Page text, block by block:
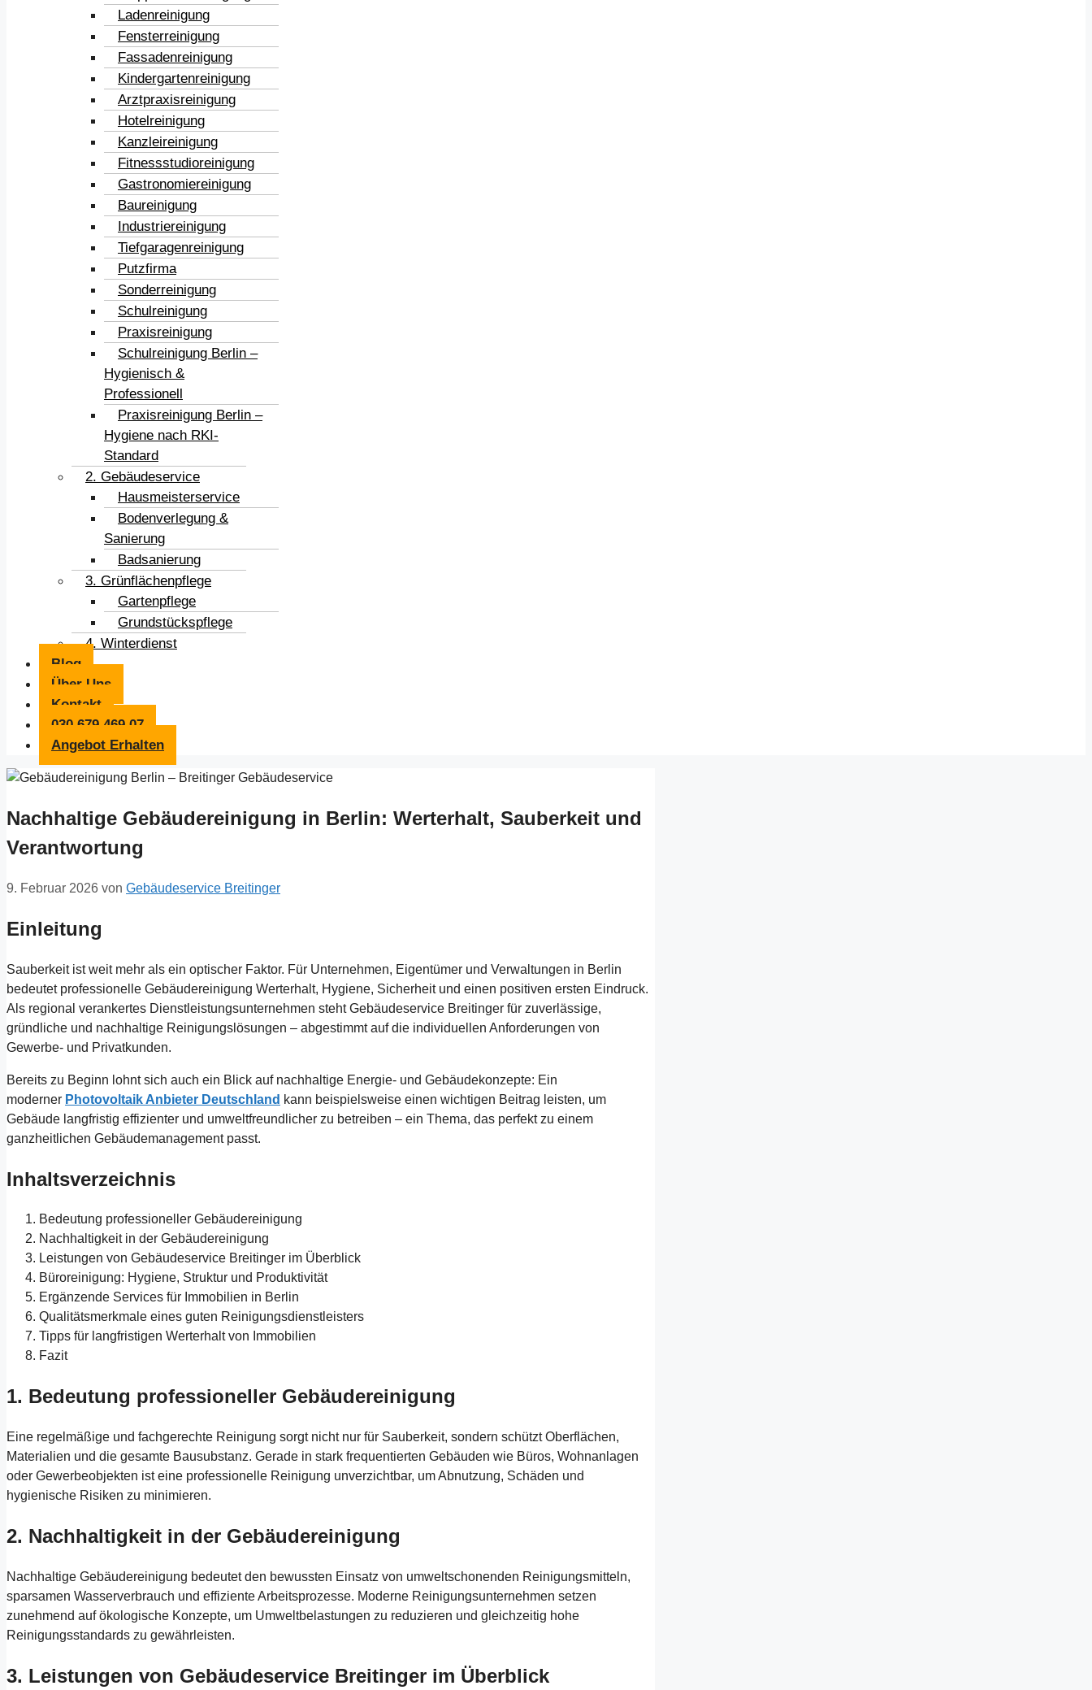
Ladenreinigung
Fensterreinigung
Fassadenreinigung
Kindergartenreinigung
Arztpraxisreinigung
Hotelreinigung
Kanzleireinigung
Fitnessstudioreinigung
Gastronomiereinigung
Baureinigung
Industriereinigung
Tiefgaragenreinigung
Putzfirma
Sonderreinigung
Schulreinigung
Praxisreinigung
Schulreinigung Berlin –
Hygienisch &
Professionell
Praxisreinigung Berlin –
Hygiene nach RKI-
Standard
2. Gebäudeservice
Hausmeisterservice
Bodenverlegung &
Sanierung
Badsanierung
3. Grünflächenpflege
Gartenpflege
Grundstückspflege
4. Winterdienst
Blog
Über Uns
Kontakt
030 679 469 07
Angebot Erhalten
Nachhaltige Gebäudereinigung in Berlin: Werterhalt, Sauberkeit und
Verantwortung
9. Februar 2026 von Gebäudeservice Breitinger
Einleitung
Sauberkeit ist weit mehr als ein optischer Faktor. Für Unternehmen, Eigentümer und Verwaltungen in Berlin
bedeutet professionelle Gebäudereinigung Werterhalt, Hygiene, Sicherheit und einen positiven ersten Eindruck.
Als regional verankertes Dienstleistungsunternehmen steht Gebäudeservice Breitinger für zuverlässige,
gründliche und nachhaltige Reinigungslösungen – abgestimmt auf die individuellen Anforderungen von
Gewerbe- und Privatkunden.
Bereits zu Beginn lohnt sich auch ein Blick auf nachhaltige Energie- und Gebäudekonzepte: Ein
moderner Photovoltaik Anbieter Deutschland kann beispielsweise einen wichtigen Beitrag leisten, um
Gebäude langfristig effizienter und umweltfreundlicher zu betreiben – ein Thema, das perfekt zu einem
ganzheitlichen Gebäudemanagement passt.
Inhaltsverzeichnis
Bedeutung professioneller Gebäudereinigung
Nachhaltigkeit in der Gebäudereinigung
Leistungen von Gebäudeservice Breitinger im Überblick
Büroreinigung: Hygiene, Struktur und Produktivität
Ergänzende Services für Immobilien in Berlin
Qualitätsmerkmale eines guten Reinigungsdienstleisters
Tipps für langfristigen Werterhalt von Immobilien
Fazit
1. Bedeutung professioneller Gebäudereinigung
Eine regelmäßige und fachgerechte Reinigung sorgt nicht nur für Sauberkeit, sondern schützt Oberflächen,
Materialien und die gesamte Bausubstanz. Gerade in stark frequentierten Gebäuden wie Büros, Wohnanlagen
oder Gewerbeobjekten ist eine professionelle Reinigung unverzichtbar, um Abnutzung, Schäden und
hygienische Risiken zu minimieren.
2. Nachhaltigkeit in der Gebäudereinigung
Nachhaltige Gebäudereinigung bedeutet den bewussten Einsatz von umweltschonenden Reinigungsmitteln,
sparsamen Wasserverbrauch und effiziente Arbeitsprozesse. Moderne Reinigungsunternehmen setzen
zunehmend auf ökologische Konzepte, um Umweltbelastungen zu reduzieren und gleichzeitig hohe
Reinigungsstandards zu gewährleisten.
3. Leistungen von Gebäudeservice Breitinger im Überblick